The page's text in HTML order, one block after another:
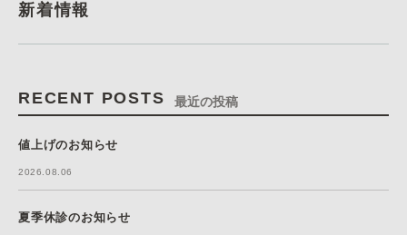
新着情報
RECENT POSTS 最近の投稿
値上げのお知らせ
2026.08.06
夏季休診のお知らせ